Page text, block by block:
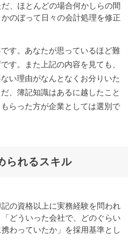
、ほとんどの場合何かしらの間
のぼって日々の会計処理を修正
す。あなたが思っているほど難
す。また上記の内容を見ても、
い理由がなんとなくお分りいた
、簿記知識はあるに越したこと
らった方が企業としては選別で
られるスキル
の資格以上に実務経験を問われ
どういった会社で、どのぐらい
わっていたか」を採用基準とし